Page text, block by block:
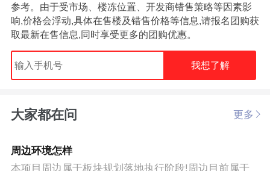
参考。由于受市场、楼冻位置、开发商错售策略等因素影
响,价格会浮动,具体在售楼及错售价格等信息,请报名团购获
取最新在售信息,同时享受更多的团购优惠。
我想了解
大家都在问 更多
周边环境怎样
本项目周边属于板块规划落地执行阶段!周边目前属于